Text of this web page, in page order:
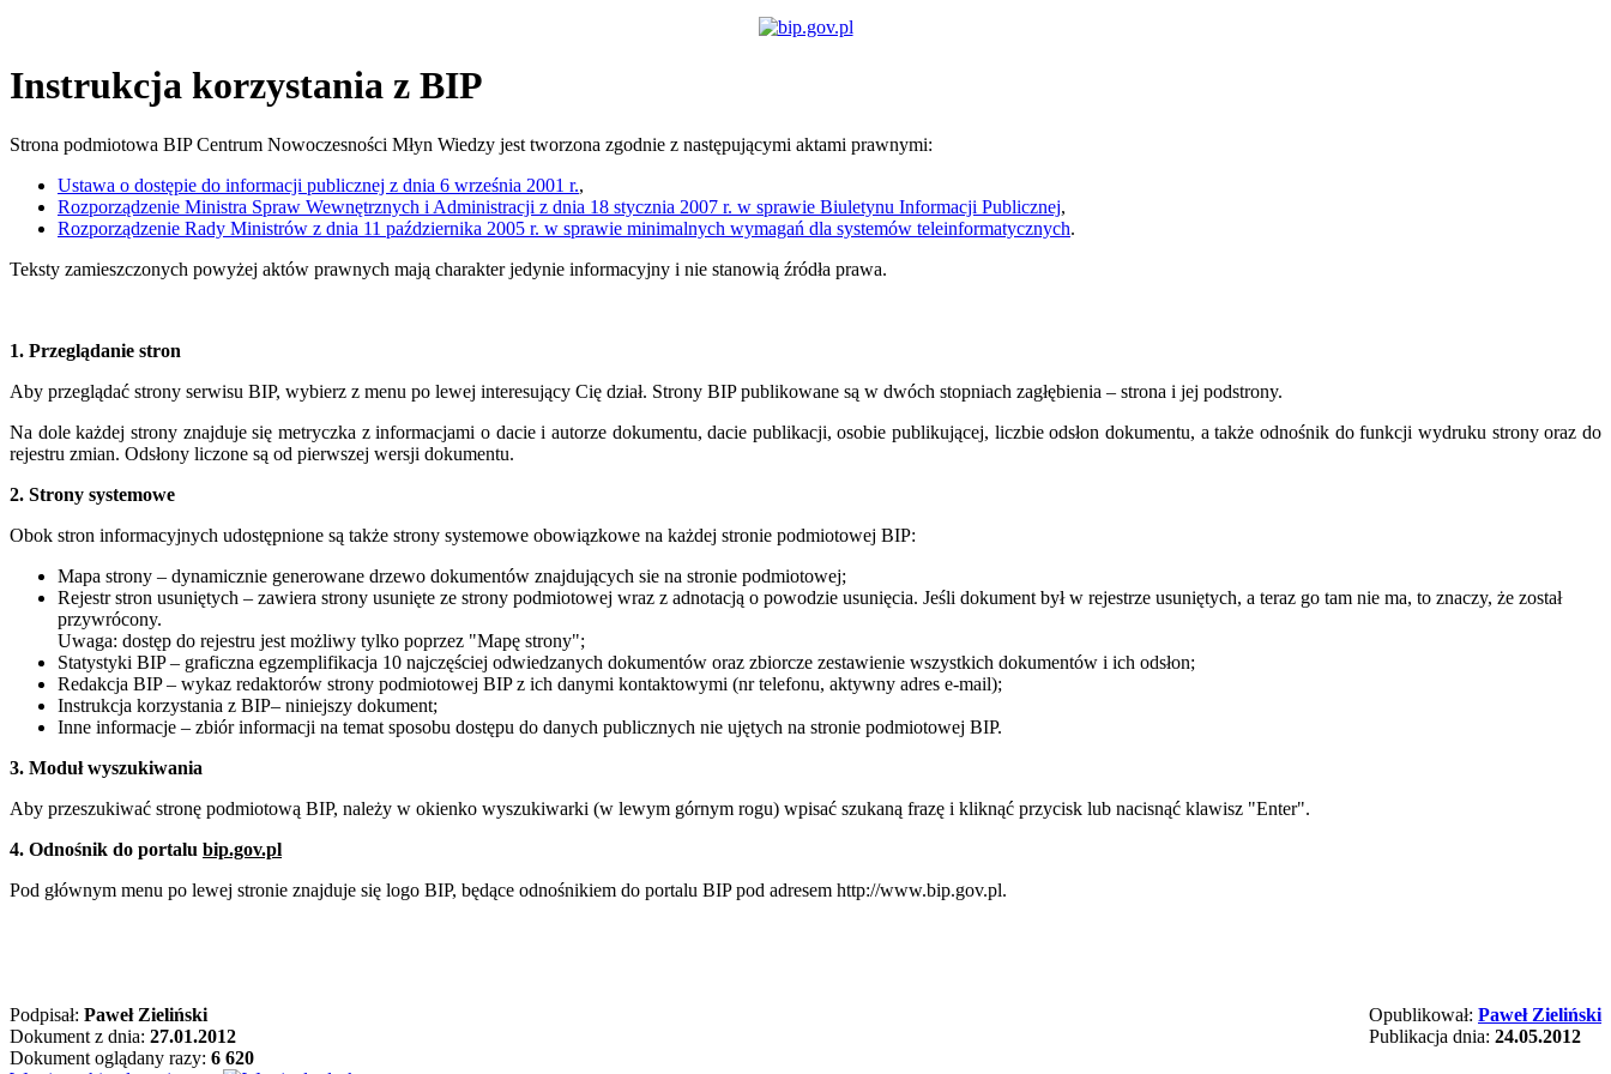
Instrukcja korzystania z BIP
Strona podmiotowa BIP Centrum Nowoczesności Młyn Wiedzy jest tworzona zgodnie z następującymi aktami prawnymi:
Ustawa o dostępie do informacji publicznej z dnia 6 września 2001 r.,
Rozporządzenie Ministra Spraw Wewnętrznych i Administracji z dnia 18 stycznia 2007 r. w sprawie Biuletynu Informacji Publicznej,
Rozporządzenie Rady Ministrów z dnia 11 października 2005 r. w sprawie minimalnych wymagań dla systemów teleinformatycznych.
Teksty zamieszczonych powyżej aktów prawnych mają charakter jedynie informacyjny i nie stanowią źródła prawa.
1. Przeglądanie stron
Aby przeglądać strony serwisu BIP, wybierz z menu po lewej interesujący Cię dział. Strony BIP publikowane są w dwóch stopniach zagłębienia – strona i jej podstrony.
Na dole każdej strony znajduje się metryczka z informacjami o dacie i autorze dokumentu, dacie publikacji, osobie publikującej, liczbie odsłon dokumentu, a także odnośnik do funkcji wydruku strony oraz do
rejestru zmian. Odsłony liczone są od pierwszej wersji dokumentu.
2. Strony systemowe
Obok stron informacyjnych udostępnione są także strony systemowe obowiązkowe na każdej stronie podmiotowej BIP:
Mapa strony – dynamicznie generowane drzewo dokumentów znajdujących sie na stronie podmiotowej;
Rejestr stron usuniętych – zawiera strony usunięte ze strony podmiotowej wraz z adnotacją o powodzie usunięcia. Jeśli dokument był w rejestrze usuniętych, a teraz go tam nie ma, to znaczy, że został
przywrócony.
Uwaga: dostęp do rejestru jest możliwy tylko poprzez "Mapę strony";
Statystyki BIP – graficzna egzemplifikacja 10 najczęściej odwiedzanych dokumentów oraz zbiorcze zestawienie wszystkich dokumentów i ich odsłon;
Redakcja BIP – wykaz redaktorów strony podmiotowej BIP z ich danymi kontaktowymi (nr telefonu, aktywny adres e-mail);
Instrukcja korzystania z BIP– niniejszy dokument;
Inne informacje – zbiór informacji na temat sposobu dostępu do danych publicznych nie ujętych na stronie podmiotowej BIP.
3. Moduł wyszukiwania
Aby przeszukiwać stronę podmiotową BIP, należy w okienko wyszukiwarki (w lewym górnym rogu) wpisać szukaną frazę i kliknąć przycisk lub nacisnąć klawisz "Enter".
4. Odnośnik do portalu bip.gov.pl
Pod głównym menu po lewej stronie znajduje się logo BIP, będące odnośnikiem do portalu BIP pod adresem http://www.bip.gov.pl.
Opublikował: Paweł Zieliński
Publikacja dnia: 24.05.2012
Podpisał: Paweł Zieliński
Dokument z dnia: 27.01.2012
Dokument oglądany razy: 6 620